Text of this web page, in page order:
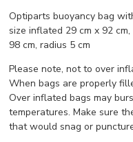
Optiparts buoyancy bag
size inflated 29 cm x 92
98 cm, radius 5 cm
Please note, not to over
When bags are properly
Over inflated bags may
temperatures. Make sure
that would snag or